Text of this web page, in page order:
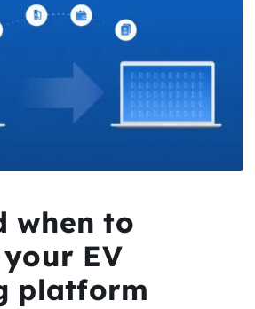
when to
EV
platform